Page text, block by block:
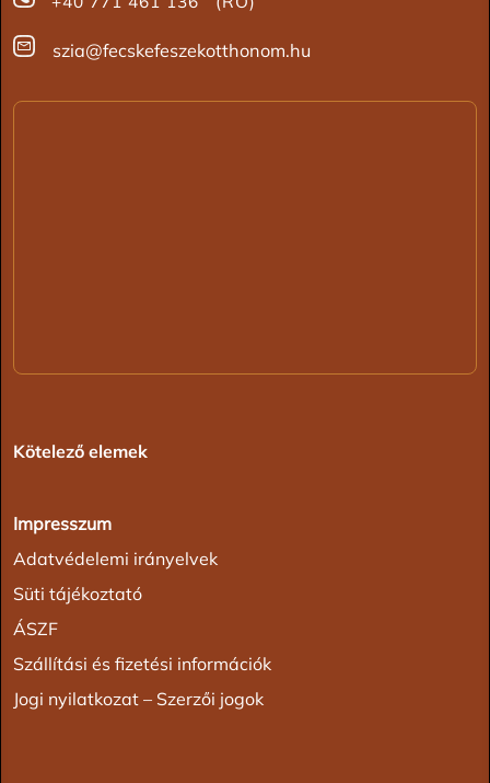
szia@fecskefeszekotthonom.hu
Kötelező elemek
Impresszum
Adatvédelemi irányelvek
Süti tájékoztató
ÁSZF
Szállítási és fizetési információk
Jogi nyilatkozat – Szerzői jogok